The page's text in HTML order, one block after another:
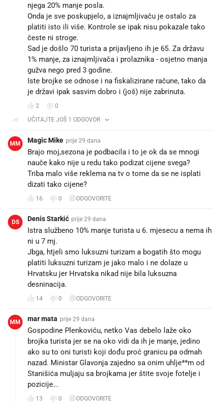
njega 20% manje posla.
Onda je sve poskupjelo, a iznajmljivaču je ostalo za
platiti isto ili više. Kontrole se ipak nisu pokazale tako
česte ni stroge.
Sad je došlo 70 turista a prijavljeno ih je 65. Za državu
1% manje, za iznajmljivača i prolaznika - osjetno manja
gužva nego pred 3 godine.
Iste brojke se odnose i na fiskalizirane račune, tako da
je državi ipak sasvim dobro i (još) nije zabrinuta.
2
0
UČITAJTE JOŠ 1 ODGOVOR
MM Magic Mike prije 29 dana
Brajo moj,sezona je podbacila i to je ok da se mnogi
nauče kako nije u redu tako podizat cijene svega?
Triba malo više reklema na tv o tome da se ne isplati
dizati tako cijene?
16 0 ODGOVORITE
DS Denis Starkić prije 29 dana
Istra službeno 10% manje turista u 6. mjesecu a nema ih
ni u 7 mj.
Jbga, htjeli smo luksuzni turizam a bogatih što mogu
platiti luksuzni turizam je jako malo i ne dolaze u
Hrvatsku jer Hrvatska nikad nije bila luksuzna
desninacija.
14 0 ODGOVORITE
MM mar mata prije 29 dana
Gospodine Plenkoviću, netko Vas debelo laže oko
brojka turista jer se na oko vidi da ih je manje, jedino
ako su to oni turisti koji dođu proć granicu pa odmah
nazad. Ministar Glavonja zajedno sa onim uhlje**m od
Stanišića muljaju sa brojkama jer štite svoje fotelje i
pozicije...
13 0 ODGOVORITE